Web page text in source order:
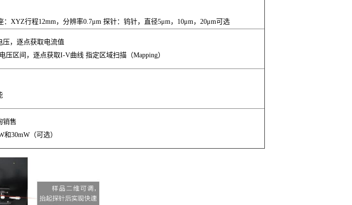
XYZ行程12mm，分辨率0.7μm 探针：钨针，直径5μm，10μm，20μm可选
压，逐点获取电流值
区间，逐点获取I-V曲线 指定区域扫描（Mapping）
销售
30mW（可选）